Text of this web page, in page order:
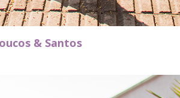
& Santos